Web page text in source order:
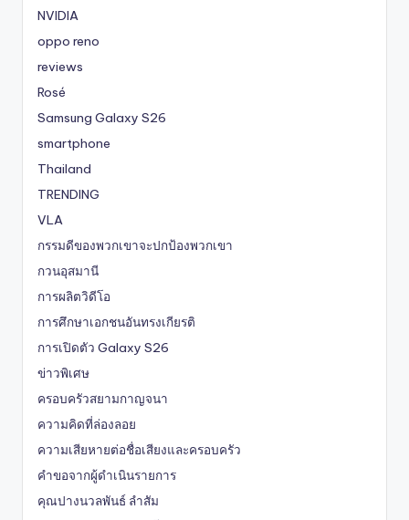
NVIDIA
oppo reno
reviews
Rosé
Samsung Galaxy S26
smartphone
Thailand
TRENDING
VLA
กรรมดีของพวกเขาจะปกป้องพวกเขา
กวนอุสมานี
การผลิตวิดีโอ
การศึกษาเอกชนอันทรงเกียรติ
การเปิดตัว Galaxy S26
ข่าวพิเศษ
ครอบครัวสยามกาญจนา
ความคิดที่ล่องลอย
ความเสียหายต่อชื่อเสียงและครอบครัว
คำขอจากผู้ดำเนินรายการ
คุณปางนวลพันธ์ ลำสัม